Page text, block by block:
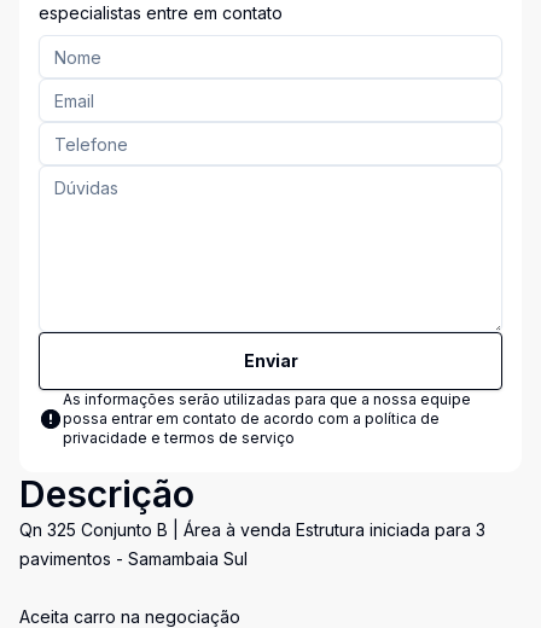
especialistas entre em contato
Enviar
As informações serão utilizadas para que a nossa equipe
possa entrar em contato de acordo com a política de
privacidade e termos de serviço
Descrição
Qn 325 Conjunto B | Área à venda Estrutura iniciada para 3
pavimentos - Samambaia Sul
Aceita carro na negociação